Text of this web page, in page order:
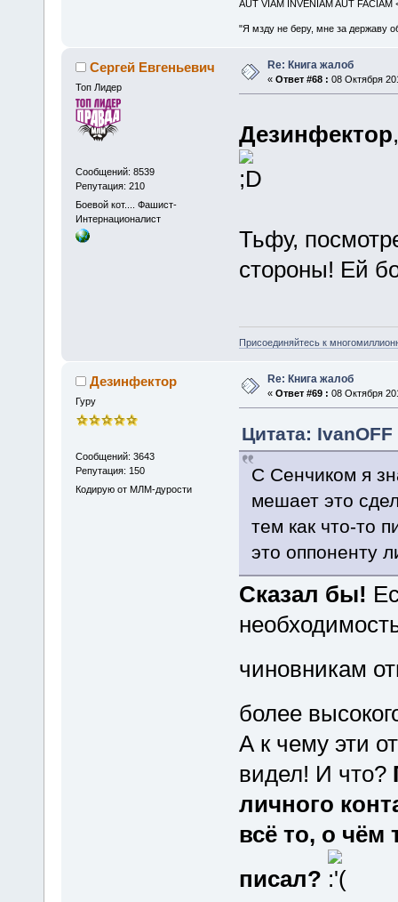
AUT VIAM INVENIAM AUT FACIAM
"Я мзду не беру, мне за державу
Сергей Евгеньевич
Топ Лидер
Сообщений: 8539
Репутация: 210
Боевой кот.... Фашист-
Интернационалист
Re: Книга жалоб
« Ответ #68 : 08 Октября
Дезинфектор
Тьфу,
стороны! Ей
Присоединяйтесь к
Дезинфектор
Гуру
Сообщений: 3643
Репутация: 150
Кодирую от МЛМ-дурости
Re: Книга жалоб
« Ответ #69 : 08 Октября
Цитата:
С Сенчиком я
мешает это
тем как что-то
это оппоненту
Сказал бы!
чиновникам
более
А к чему эти
видел! И что?
личного
всё то, о чём
писал?